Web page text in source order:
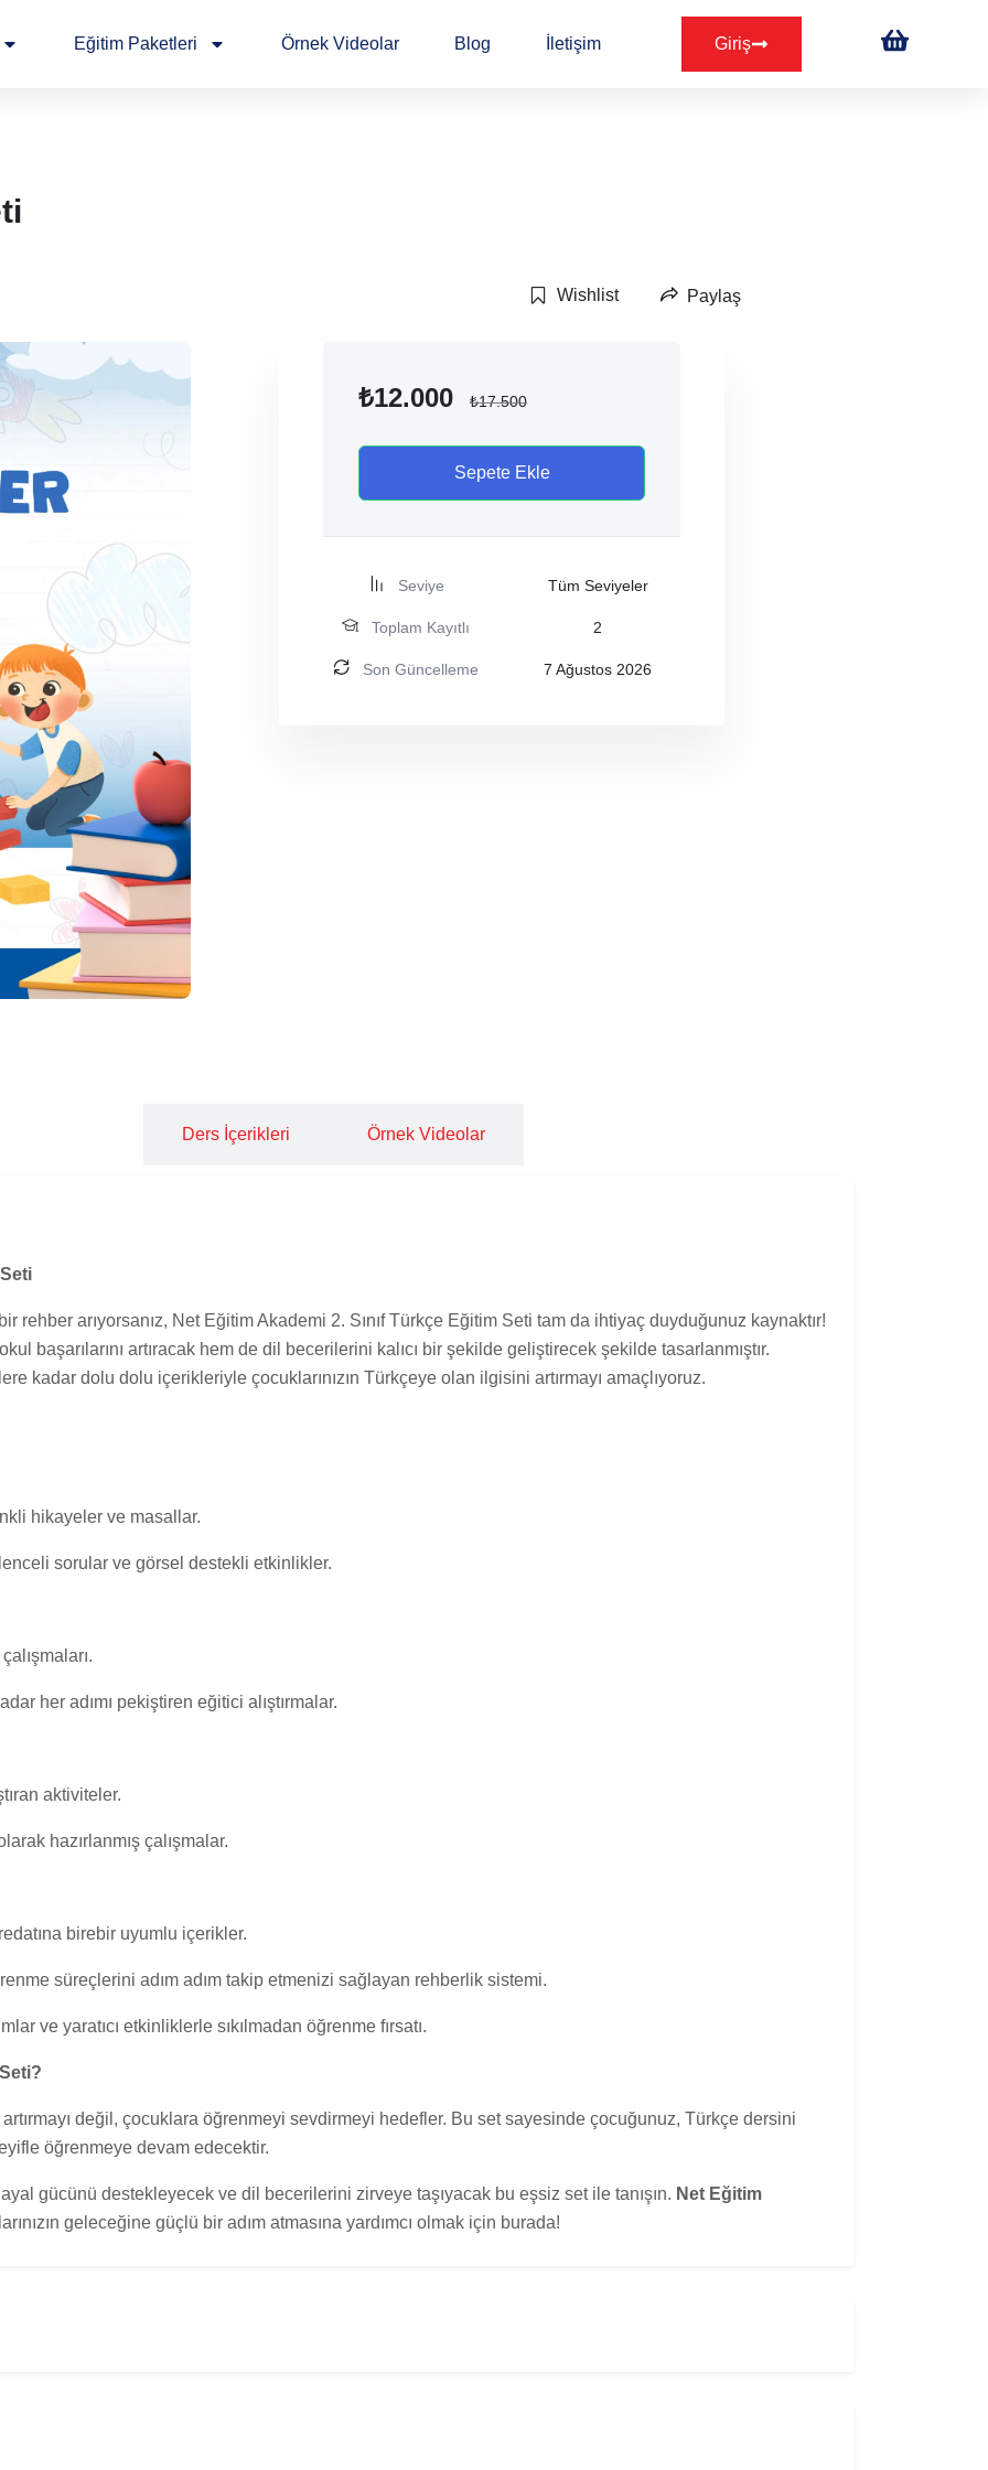
Eğitim Paketleri Örnek Videolar Blog İletişim Giriş
Wishlist Paylaş
₺12.000 ₺17.500
Sepete Ekle
Seviye Tüm Seviyeler
Toplam Kayıtlı 2
Son Güncelleme 7 Ağustos 2026
Ders İçerikleri Örnek Videolar
arıyorsanız, Net Eğitim Akademi 2. Sınıf Türkçe Eğitim Seti tam da ihtiyaç duyduğunuz kaynaktır!
başarılarını artıracak hem de dil becerilerini kalıcı bir şekilde geliştirecek şekilde tasarlanmıştır.
kadar dolu dolu içerikleriyle çocuklarınızın Türkçeye olan ilgisini artırmayı amaçlıyoruz.
hikayeler ve masallar.
sorular ve görsel destekli etkinlikler.
her adımı pekiştiren eğitici alıştırmalar.
aktiviteler.
hazırlanmış çalışmalar.
birebir uyumlu içerikler.
süreçlerini adım adım takip etmenizi sağlayan rehberlik sistemi.
ve yaratıcı etkinliklerle sıkılmadan öğrenme fırsatı.
artırmayı değil, çocuklara öğrenmeyi sevdirmeyi hedefler. Bu set sayesinde çocuğunuz, Türkçe dersini
öğrenmeye devam edecektir.
gücünü destekleyecek ve dil becerilerini zirveye taşıyacak bu eşsiz set ile tanışın. Net Eğitim
geleceğine güçlü bir adım atmasına yardımcı olmak için burada!